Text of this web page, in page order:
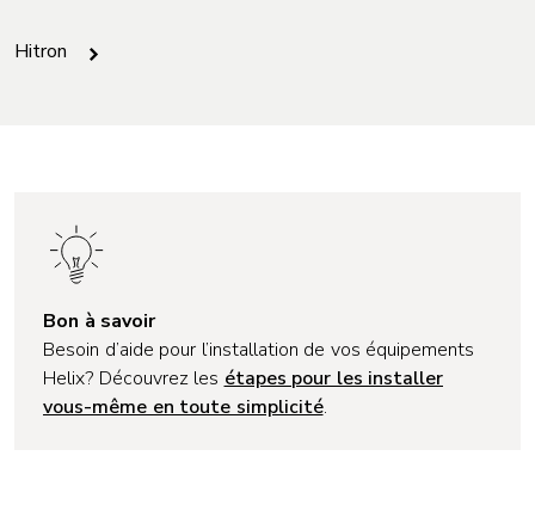
Hitron
Bon à savoir
Besoin d’aide pour l’installation de vos équipements
Helix? Découvrez les étapes pour les installer
vous-même en toute simplicité.